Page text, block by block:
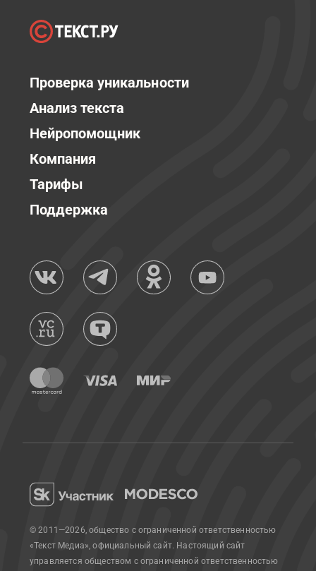
Проверка уникальности
Анализ текста
Нейропомощник
Компания
Тарифы
Поддержка
© 2011—2026, общество с ограниченной ответственностью
«Текст Медиа», официальный сайт. Настоящий сайт
управляется обществом с ограниченной ответственностью